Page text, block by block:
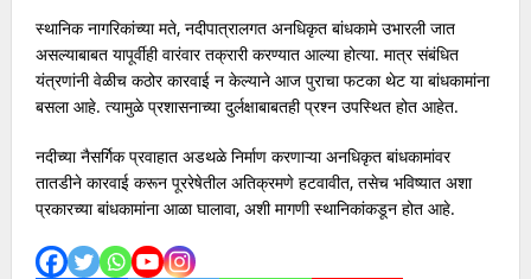
जुन्या वादातून तरुणावर सिमेंट ब्लॉकने हल्ला…
स्थानिक नागरिकांच्या मते, नदीपात्रालगत अनधिकृत बांधकामे उभारली जात
असल्याबाबत यापूर्वीही वारंवार तक्रारी करण्यात आल्या होत्या. मात्र संबंधित
यंत्रणांनी वेळीच कठोर कारवाई न केल्याने आज पुराचा फटका थेट या बांधकामांना
बसला आहे. त्यामुळे प्रशासनाच्या दुर्लक्षाबाबतही प्रश्न उपस्थित होत आहेत.
नदीच्या नैसर्गिक प्रवाहात अडथळे निर्माण करणाऱ्या अनधिकृत बांधकामांवर
तातडीने कारवाई करून पूररेषेतील अतिक्रमणे हटवावीत, तसेच भविष्यात अशा
प्रकारच्या बांधकामांना आळा घालावा, अशी मागणी स्थानिकांकडून होत आहे.